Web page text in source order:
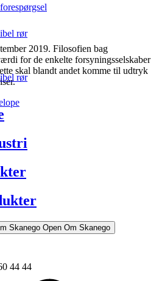
rør
rør
Skanego Open Om Skanego
2019. Filosofien bag
for de enkelte forsyningsselskaber
skal blandt andet komme til udtryk
44 44